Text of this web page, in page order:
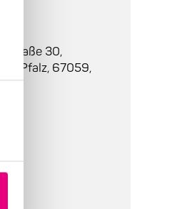
30,
Pfalz, 67059,